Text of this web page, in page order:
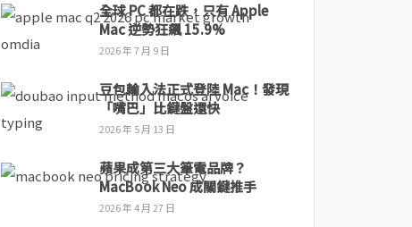
全球 PC 都在跌，只有 Apple
Mac 逆勢狂飆 15.9%
2026 年 7 月 9 日
豆包輸入法正式登陸 Mac！發現
「嘴巴」比鍵盤還快
2026 年 5 月 13 日
蘋果成第三大筆電品牌？
MacBook Neo 成關鍵推手
2026 年 4 月 27 日